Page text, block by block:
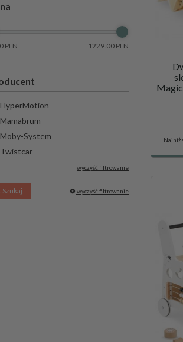
PLN 1229.00 PLN
HyperMotion
Mamabrum
Moby-System
Twistcar
wyczyść filtrowanie
Szukaj wyczyść filtrowanie